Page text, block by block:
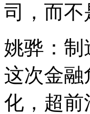
司，而不
姚骅：
这次金
化，超前